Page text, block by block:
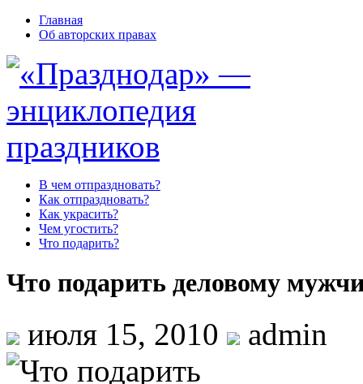
Главная
Об авторских правах
В чем отпраздновать?
Как отпраздновать?
Как украсить?
Чем угостить?
Что подарить?
Что подарить деловому
июля 15, 2010 admin